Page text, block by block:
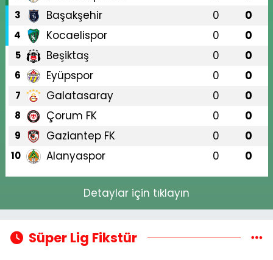
3 Başakşehir 0 0
4 Kocaelispor 0 0
5 Beşiktaş 0 0
6 Eyüpspor 0 0
7 Galatasaray 0 0
8 Çorum FK 0 0
9 Gaziantep FK 0 0
10 Alanyaspor 0 0
Detaylar için tıklayın
Süper Lig Fikstür